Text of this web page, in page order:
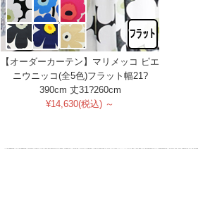
【オーダーカーテン】マリメッコ ピエ
ニウニッコ(全5色)フラット幅21?
390cm 丈31?260cm
¥14,630(税込) ～